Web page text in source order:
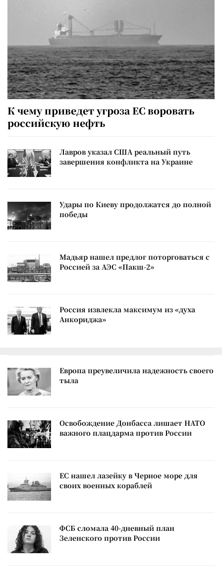
К чему приведет угроза ЕС воровать
российскую нефть
Лавров указал США реальный путь
завершения конфликта на Украине
Удары по Киеву продолжатся до полной
победы
Мадьяр нашел предлог поторговаться с
Россией за АЭС «Пакш-2»
Россия извлекла максимум из «духа
Анкориджа»
Европа преувеличила надежность своего
тыла
Освобождение Донбасса лишает НАТО
важного плацдарма против России
ЕС нашел лазейку в Черное море для
своих военных кораблей
ФСБ сломала 40-дневный план
Зеленского против России